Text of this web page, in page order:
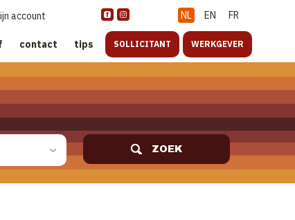
NL EN FR
account
contact tips SOLLICITANT WERKGEVER
ZOEK